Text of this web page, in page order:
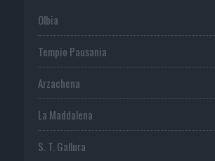
Olbia
Tempio Pausania
Arzachena
La Maddalena
S. T. Gallura